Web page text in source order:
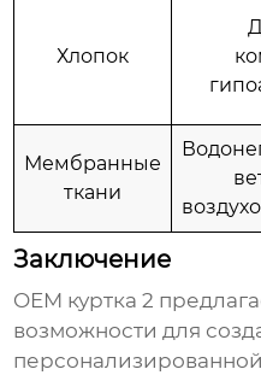
Хлопок
Мембранные
ткани
Заключение
OEM куртка 2
возможности для